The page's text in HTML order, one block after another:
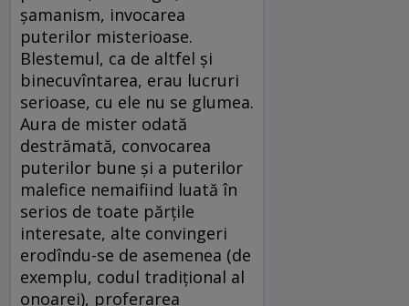
șamanism, invocarea
puterilor misterioase.
Blestemul, ca de altfel și
binecuvîntarea, erau lucruri
serioase, cu ele nu se glumea.
Aura de mister odată
destrămată, convocarea
puterilor bune și a puterilor
malefice nemaifiind luată în
serios de toate părțile
interesate, alte convingeri
erodîndu-se de asemenea (de
exemplu, codul tradițional al
onoarei), proferarea